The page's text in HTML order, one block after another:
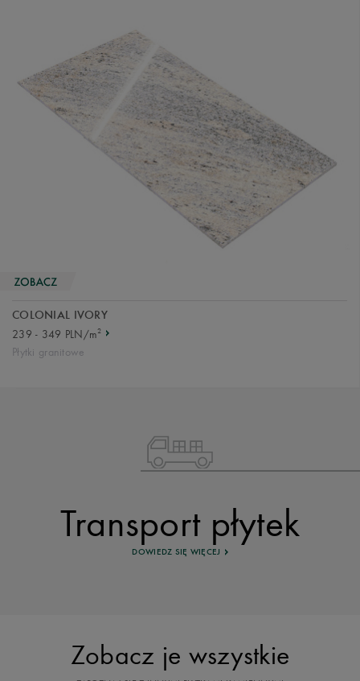
COLONIAL IVORY
239 - 349 PLN/m2
Płytki granitowe
Transport płytek
DOWIEDZ SIĘ WIĘCEJ
Zobacz je wszystkie